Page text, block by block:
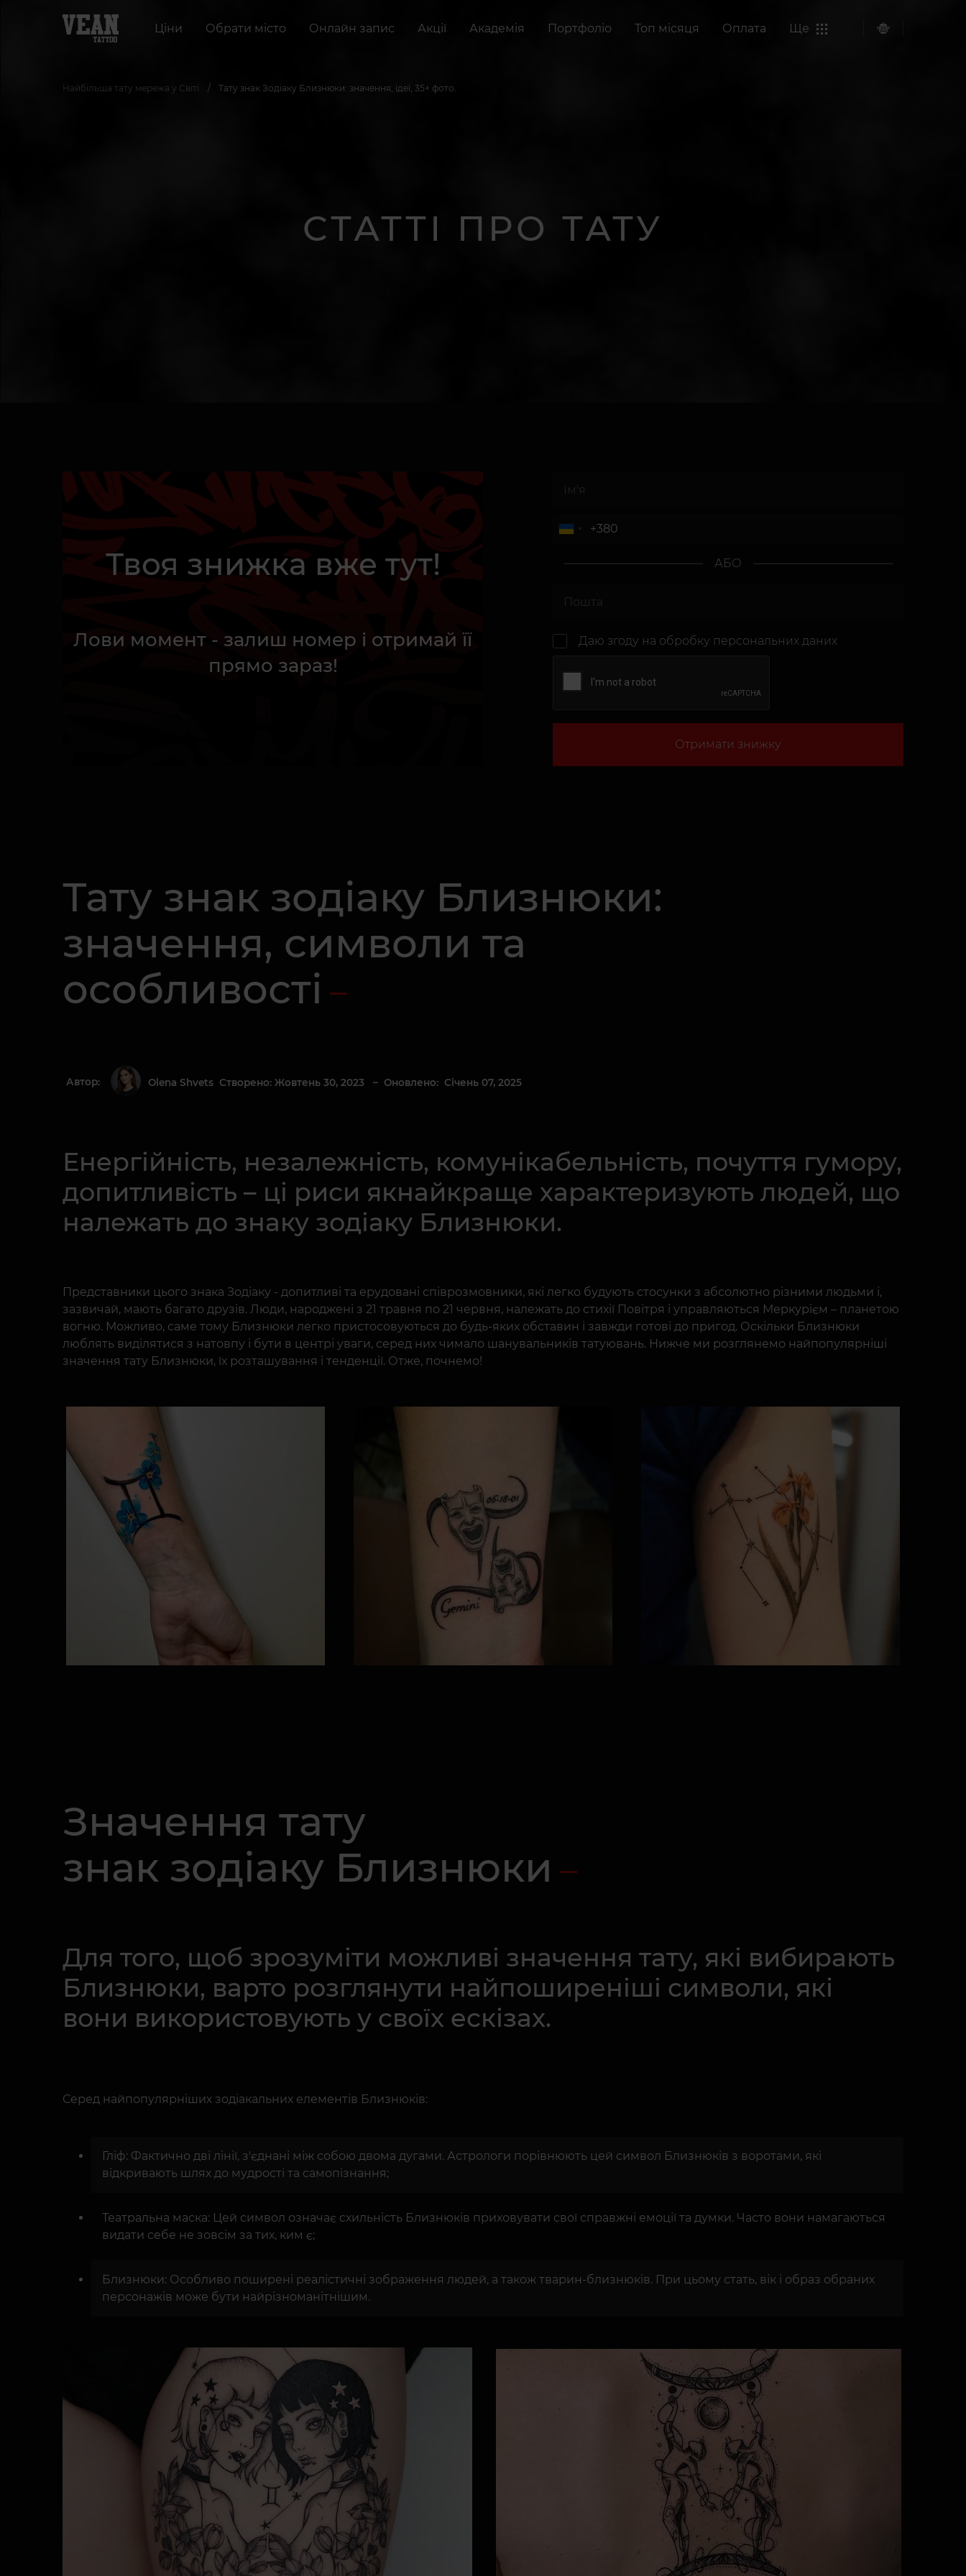
Ціни Обрати місто Онлайн запис Акції Академія Портфоліо Топ місяця Оплата Ще
Найбільша тату мережа у Світі Тату знак Зодіаку Близнюки: значення, ідеї, 35+ фото.
СТАТТІ ПРО ТАТУ
Твоя знижка вже тут!
Лови момент - залиш номер і отримай її
прямо зараз!
АБО
Даю згоду на обробку персональних даних
Отримати знижку
Тату знак зодіаку Близнюки:
значення, символи та
особливості
Автор: Olena Shvets Створено: Жовтень 30, 2023 – Оновлено: Січень 07, 2025
Енергійність, незалежність, комунікабельність, почуття гумору,
допитливість – ці риси якнайкраще характеризують людей, що
належать до знаку зодіаку Близнюки.
Представники цього знака Зодіаку - допитливі та ерудовані співрозмовники, які легко будують стосунки з абсолютно різними людьми і,
зазвичай, мають багато друзів. Люди, народжені з 21 травня по 21 червня, належать до стихії Повітря і управляються Меркурієм – планетою
вогню. Можливо, саме тому Близнюки легко пристосовуються до будь-яких обставин і завжди готові до пригод. Оскільки Близнюки
люблять виділятися з натовпу і бути в центрі уваги, серед них чимало шанувальників татуювань. Нижче ми розглянемо найпопулярніші
значення тату Близнюки, їх розташування і тенденції. Отже, почнемо!
Значення тату
знак зодіаку Близнюки
Для того, щоб зрозуміти можливі значення тату, які вибирають
Близнюки, варто розглянути найпоширеніші символи, які
вони використовують у своїх ескізах.
Серед найпопулярніших зодіакальних елементів Близнюків:
Гліф: Фактично дві лінії, з'єднані між собою двома дугами. Астрологи порівнюють цей символ Близнюків з воротами, які
відкривають шлях до мудрості та самопізнання;
Театральна маска: Цей символ означає схильність Близнюків приховувати свої справжні емоції та думки. Часто вони намагаються
видати себе не зовсім за тих, ким є;
Близнюки: Особливо поширені реалістичні зображення людей, а також тварин-близнюків. При цьому стать, вік і образ обраних
персонажів може бути найрізноманітнішим.